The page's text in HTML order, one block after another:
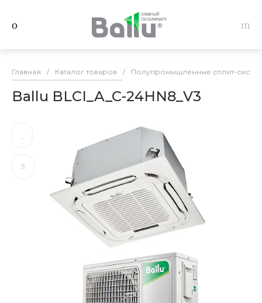
Главная / Каталог товаров / Полупромышленные сплит-
Ballu BLCI_A_C-24HN8_V3